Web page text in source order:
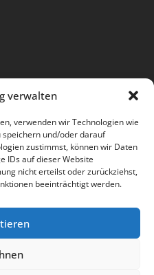
verwalten
verwenden wir Technologien wie
und/oder darauf
zustimmst, können wir Daten
IDs auf dieser Website
nicht erteilst oder zurückziehst,
beeinträchtigt werden.
18.00 Uhr